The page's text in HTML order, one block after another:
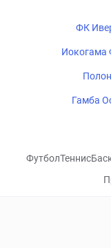
ФК
Иокогама
Гамба
ФутболТеннис